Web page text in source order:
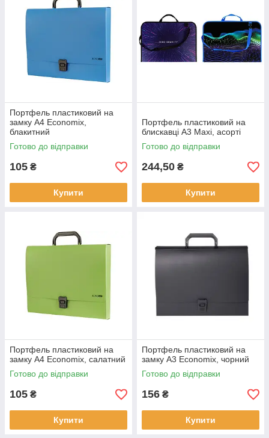
Портфель пластиковий на
замку А4 Economix,
блакитний
Готово до відправки
105 ₴
Купити
Портфель пластиковий на
блискавці А3 Maxi, асорті
Готово до відправки
244,50 ₴
Купити
Портфель пластиковий на
замку А4 Economix, салатний
Готово до відправки
105 ₴
Купити
Портфель пластиковий на
замку А3 Economix, чорний
Готово до відправки
156 ₴
Купити